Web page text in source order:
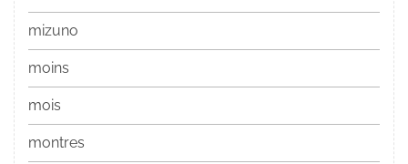
mizuno
moins
mois
montres